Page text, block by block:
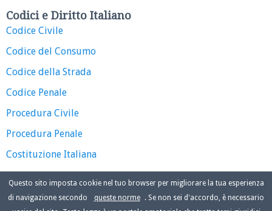
Codici e Diritto Italiano
Codice Civile
Codice del Consumo
Codice della Strada
Codice Penale
Procedura Civile
Procedura Penale
Costituzione Italiana
Questo sito imposta cookie nel tuo browser per migliorare la tua esperienza
di navigazione secondo
queste norme
. Se non sei d'accordo, è necessario